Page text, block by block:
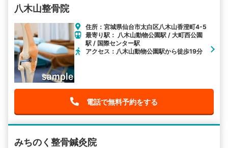
八木山整骨院
住所：宮城県仙台市太白区八木山香澄町4-5
最寄り駅： 八木山動物公園駅 / 大町西公園
駅 / 国際センター駅
アクセス：八木山動物公園駅から徒歩19分
電話で無料予約をする
みちのく整骨鍼灸院